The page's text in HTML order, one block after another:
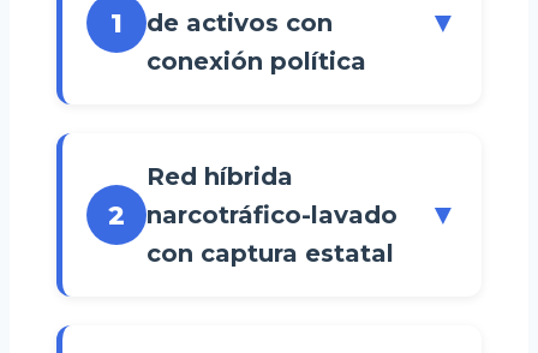
1
de activos con
conexión política
▼
2
Red híbrida
narcotráfico-lavado
con captura estatal
▼